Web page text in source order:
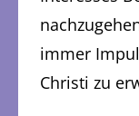
immer
Christi zu